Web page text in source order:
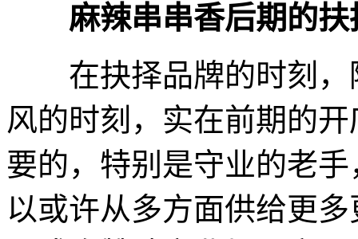
麻辣串串香后期的扶
在抉择品牌的时刻，
风的时刻，实在前期的
要的，特别是守业的老
以或许从多方面供给更